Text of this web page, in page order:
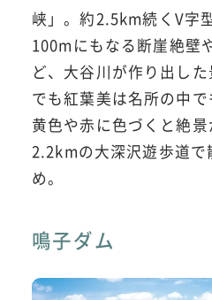
峡」。約2.5km続くV字
100mにもなる断崖絶壁
ど、大谷川が作り出し
でも紅葉美は名所の中で
黄色や赤に色づくと絶景
2.2kmの大深沢遊歩道で
め。
鳴子ダム